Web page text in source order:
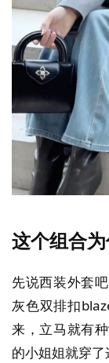
这个组合
先说西装外套
灰色双排扣
来，立马就有
的小姐姐就穿